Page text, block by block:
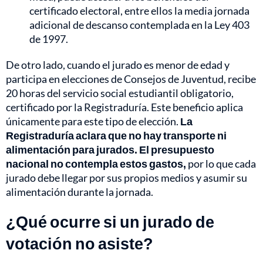
certificado electoral, entre ellos la media jornada
adicional de descanso contemplada en la Ley 403
de 1997.
De otro lado, cuando el jurado es menor de edad y
participa en elecciones de Consejos de Juventud, recibe
20 horas del servicio social estudiantil obligatorio,
certificado por la Registraduría. Este beneficio aplica
únicamente para este tipo de elección. La
Registraduría aclara que no hay transporte ni
alimentación para jurados. El presupuesto
nacional no contempla estos gastos, por lo que cada
jurado debe llegar por sus propios medios y asumir su
alimentación durante la jornada.
¿Qué ocurre si un jurado de
votación no asiste?